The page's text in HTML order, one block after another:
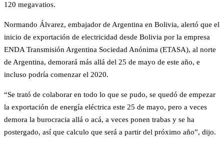
120 megavatios.
Normando Álvarez, embajador de Argentina en Bolivia, alertó que el
inicio de exportación de electricidad desde Bolivia por la empresa
ENDA Transmisión Argentina Sociedad Anónima (ETASA), al norte
de Argentina, demorará más allá del 25 de mayo de este año, e
incluso podría comenzar el 2020.
“Se trató de colaborar en todo lo que se pudo, se quedó de empezar
la exportación de energía eléctrica este 25 de mayo, pero a veces
demora la burocracia allá o acá, a veces ponen trabas y se ha
postergado, así que calculo que será a partir del próximo año”, dijo.